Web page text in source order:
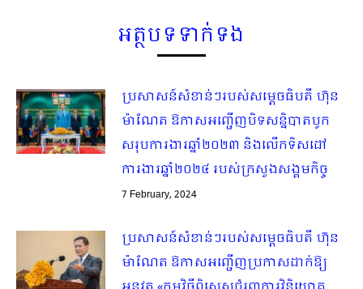
អត្ថបទទាក់ទង
ប្រសាសន៍សំខាន់ៗរបស់សម្តេចធិបតី ហ៊ុន
ម៉ាណែត ឱកាសអញ្ជើញបិទសន្និបាតបូក
សរុបការងារឆ្នាំ២០២៣ និងលើកទិសដៅ
ការងារឆ្នាំ២០២៤ របស់ក្រសួងសង្គមកិច្ច
7 February, 2024
ប្រសាសន៍សំខាន់ៗរបស់សម្តេចធិបតី ហ៊ុន
ម៉ាណែត ឱកាសអញ្ជើញប្រកាសដាក់ឱ្យ